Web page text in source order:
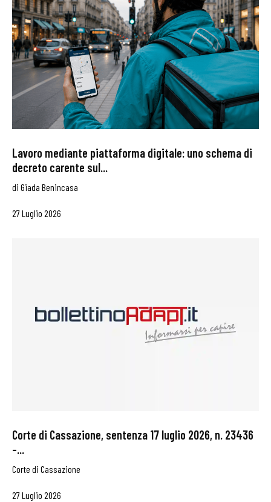
Lavoro mediante piattaforma digitale: uno schema di
decreto carente sul...
di Giada Benincasa
27 Luglio 2026
Corte di Cassazione, sentenza 17 luglio 2026, n. 23436
–...
Corte di Cassazione
27 Luglio 2026